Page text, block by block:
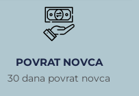
POVRAT NOVCA
30 dana povrat novca